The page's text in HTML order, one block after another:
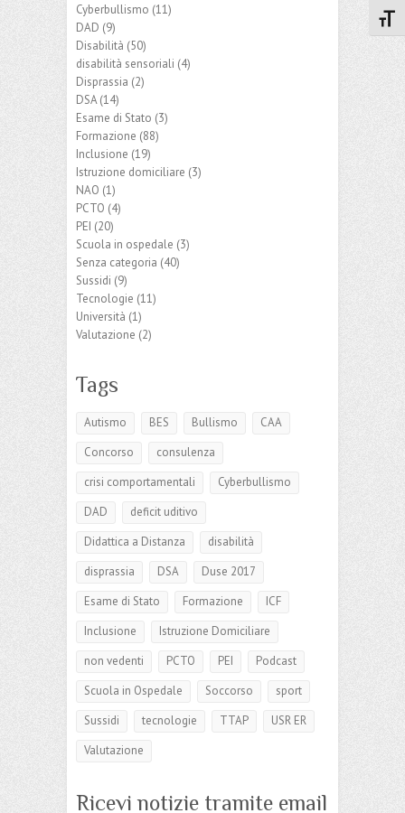
Cyberbullismo (11)
DAD (9)
Disabilità (50)
disabilità sensoriali (4)
Disprassia (2)
DSA(14)
Esame di Stato (3)
Formazione (88)
Inclusione (19)
Istruzione domiciliare (3)
NAO (1)
PCTO (4)
PEI (20)
Scuola in ospedale (3)
Senza categoria (40)
Sussidi (9)
Tecnologie (11)
Università (1)
Valutazione (2)
Tags
Autismo BES Bullismo
CAA
Concorso
consulenza
crisi comportamentali
Cyberbullismo
DAD
deficit uditivo
Didattica a Distanza
disabilità
disprassia
DSA
Duse 2017
Esame di Stato
Formazione
ICF
Inclusione
Istruzione Domiciliare
non vedenti
PCTO PEI
Podcast
Scuola in Ospedale
Soccorso
sport
Sussidi
tecnologie TTAP
USR ER
Valutazione
Ricevi notizie tramite email